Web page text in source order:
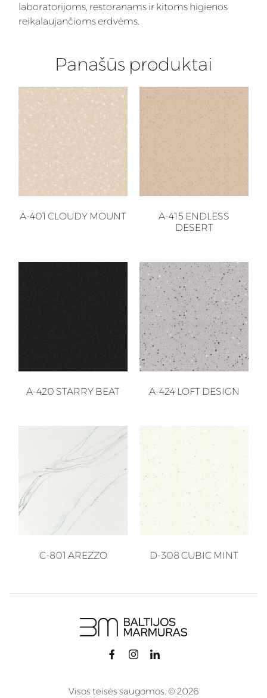
laboratorijoms, restoranams ir kitoms higienos
reikalaujančioms erdvėms.
Panašūs produktai
A-401 CLOUDY MOUNT
A-415 ENDLESS
DESERT
A-420 STARRY BEAT A-424 LOFT DESIGN
C-801 AREZZO D-308 CUBIC MINT
Visos teisės saugomos. © 2026